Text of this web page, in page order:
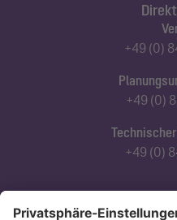
+49 (0)
+49 (0)
+49 (0)
Abonnieren Sie